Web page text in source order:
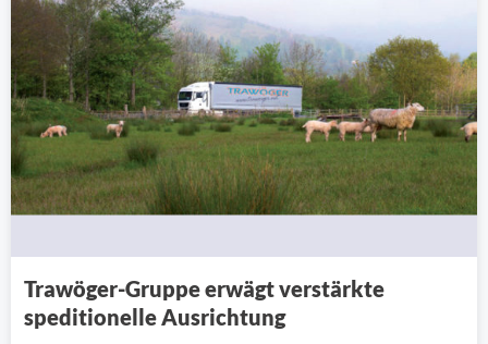
Trawöger-Gruppe erwägt verstärkte
speditionelle Ausrichtung